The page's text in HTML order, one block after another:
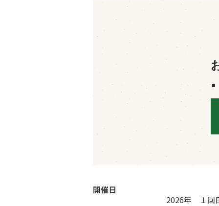
開催日
2026年 １回